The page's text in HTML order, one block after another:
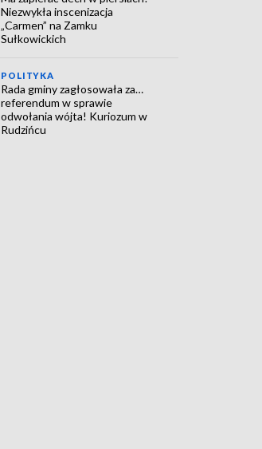
Niezwykła inscenizacja
„Carmen” na Zamku
Sułkowickich
POLITYKA
Rada gminy zagłosowała za…
referendum w sprawie
odwołania wójta! Kuriozum w
Rudzińcu